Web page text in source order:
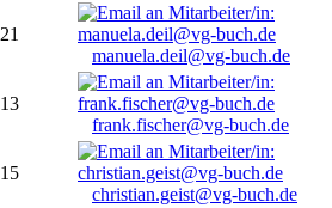
21
manuela.deil@vg-buch.de
13
frank.fischer@vg-buch.de
15
christian.geist@vg-buch.de